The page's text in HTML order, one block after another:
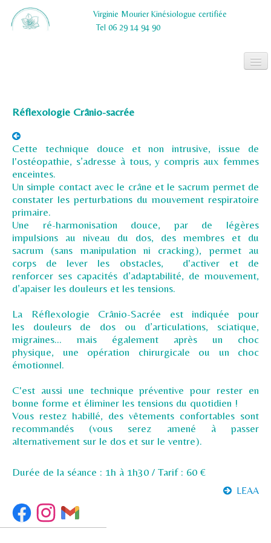
Virginie Mourier Kinésiologue certifiée
Tel 06 29 14 94 90
CONTACT ET TARIFS
Réflexologie Crânio-sacrée
Cette technique douce et non intrusive, issue de
l'ostéopathie, s’adresse à tous, y compris aux femmes
enceintes.
Un simple contact avec le crâne et le sacrum permet de
constater les perturbations du mouvement respiratoire
primaire.
Une ré-harmonisation douce, par de légères
impulsions au niveau du dos, des membres et du
sacrum (sans manipulation ni cracking), permet au
corps de lever les obstacles, d'activer et de
renforcer ses capacités d’adaptabilité, de mouvement,
d’apaiser les douleurs et les tensions.
La Réflexologie Crânio-Sacrée est indiquée pour
les douleurs de dos ou d’articulations, sciatique,
migraines… mais également après un choc
physique, une opération chirurgicale ou un choc
émotionnel.
C'est aussi une technique préventive pour rester en
bonne forme et éliminer les tensions du quotidien !
Vous restez habillé, des vêtements confortables sont
recommandés (vous serez amené à passer
alternativement sur le dos et sur le ventre).
Durée de la séance : 1h à 1h30 / Tarif : 60 €
LEAA